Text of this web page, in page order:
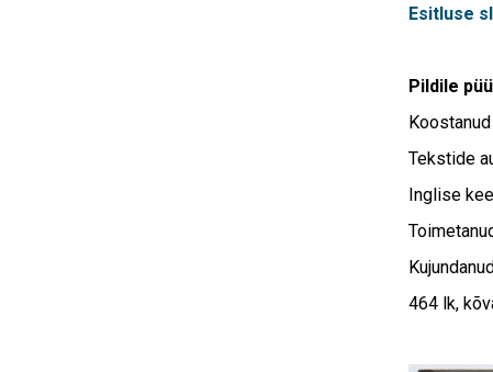
Esitluse
Pildile
Koostanud
Tekstide
Inglise
464 lk,